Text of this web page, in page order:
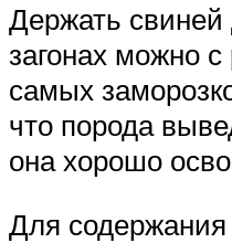
Держать
загонах можно
самых
что порода
она хорошо
Для содержания